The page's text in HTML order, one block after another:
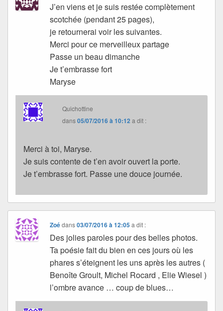
J’en viens et je suis restée complètement
scotchée (pendant 25 pages),
je retournerai voir les suivantes.
Merci pour ce merveilleux partage
Passe un beau dimanche
Je t’embrasse fort
Maryse
Quichottine
dans05/07/2016 à 10:12 a dit :
Merci à toi, Maryse.
Je suis contente de t’en avoir ouvert la porte.
Je t’embrasse fort. Passe une douce journée.
Zoédans03/07/2016 à 12:05 a dit :
Des jolies paroles pour des belles photos.
Ta poésie fait du bien en ces jours où les
phares s’éteignent les uns après les autres (
Benoîte Groult, Michel Rocard , Elie Wiesel )
l’ombre avance … coup de blues…